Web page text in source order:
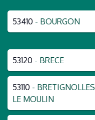
53410 - BOURGON
53120 - BRECE
53110 - BRETIGNOLLES
LE MOULIN